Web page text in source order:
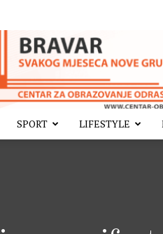
SPORT LIFESTYLE